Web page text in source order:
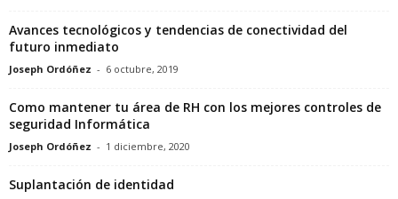
Avances tecnológicos y tendencias de conectividad del
futuro inmediato
Joseph Ordóñez - 6 octubre, 2019
Como mantener tu área de RH con los mejores controles de
seguridad Informática
Joseph Ordóñez - 1 diciembre, 2020
Suplantación de identidad